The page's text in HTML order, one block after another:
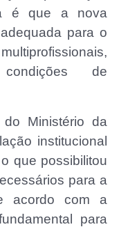
é que a nova
para o
de
Ministério da
institucional
que possibilitou
para a
acordo com a
para